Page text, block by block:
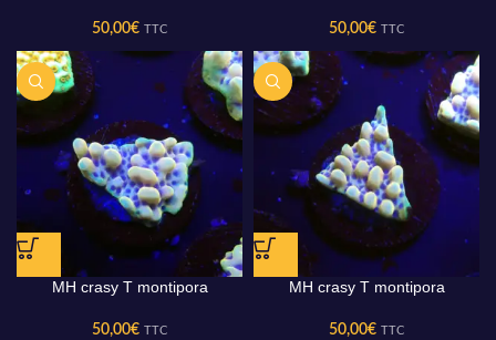
50,00€ TTC 50,00€ TTC
MH crasy T montipora
50,00€ TTC
MH crasy T montipora
50,00€ TTC